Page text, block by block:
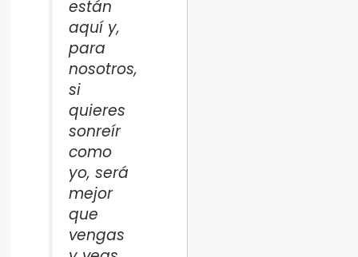
están
aquí y,
para
nosotros,
si
quieres
sonreír
como
yo, será
mejor
que
vengas